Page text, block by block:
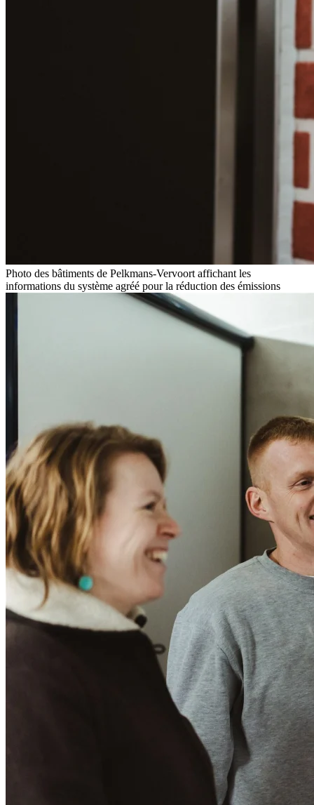
Photo des bâtiments de Pelkmans-Vervoort affichant les
informations du système agréé pour la réduction des émissions